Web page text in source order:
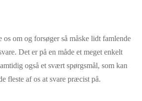
om og forsøger så måske lidt famlende
Det er på en måde et meget enkelt
også et svært spørgsmål, som kan
fleste af os at svare præcist på.